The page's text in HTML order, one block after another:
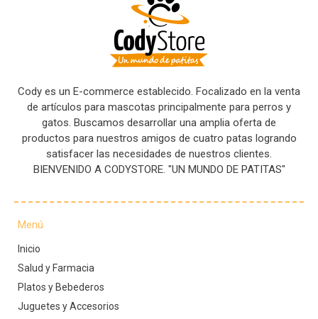
Cody es un E-commerce establecido. Focalizado en la venta
de artículos para mascotas principalmente para perros y
gatos. Buscamos desarrollar una amplia oferta de
productos para nuestros amigos de cuatro patas logrando
satisfacer las necesidades de nuestros clientes.
BIENVENIDO A CODYSTORE. "UN MUNDO DE PATITAS"
Menú
Inicio
Salud y Farmacia
Platos y Bebederos
Juguetes y Accesorios